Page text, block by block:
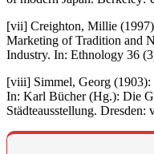
[vii] Creighton, Millie
Marketing of Tradition and
Industry. In: Ethnology 36
[viii] Simmel, Georg (1903):
In: Karl Bücher (Hg.): Die
Städteausstellung. Dresden: